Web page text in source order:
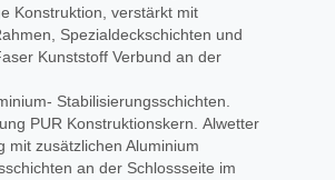
Konstruktion, verstärkt mit
Spezialdeckschichten und
Kunststoff Verbund an der
Stabilisierungsschichten.
PUR Konstruktionskern. Alwetter
mit zusätzlichen Aluminium
an der Schlossseite im